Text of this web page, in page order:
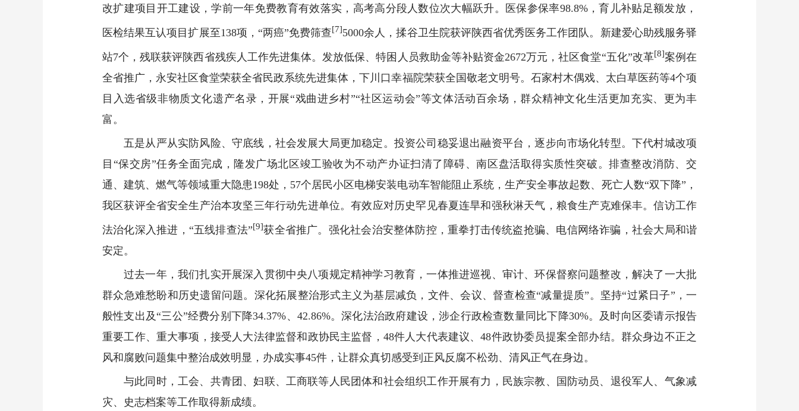
改扩建项目开工建设，学前一年免费教育有效落实，高考高分段人数位次大幅跃升。医保参保率98.8%，育儿补贴足额发放，
医检结果互认项目扩展至138项，“两癌”免费筛查[7]5000余人，揉谷卫生院获评陕西省优秀医务工作团队。新建爱心助残服务驿
站7个，残联获评陕西省残疾人工作先进集体。发放低保、特困人员救助金等补贴资金2672万元，社区食堂“五化”改革[8]案例在
全省推广，永安社区食堂荣获全省民政系统先进集体，下川口幸福院荣获全国敬老文明号。石家村木偶戏、太白草医药等4个项
目入选省级非物质文化遗产名录，开展“戏曲进乡村”“社区运动会”等文体活动百余场，群众精神文化生活更加充实、更为丰
富。
五是从严从实防风险、守底线，社会发展大局更加稳定。投资公司稳妥退出融资平台，逐步向市场化转型。下代村城改项
目“保交房”任务全面完成，隆发广场北区竣工验收为不动产办证扫清了障碍、南区盘活取得实质性突破。排查整改消防、交
通、建筑、燃气等领域重大隐患198处，57个居民小区电梯安装电动车智能阻止系统，生产安全事故起数、死亡人数“双下降”，
我区获评全省安全生产治本攻坚三年行动先进单位。有效应对历史罕见春夏连旱和强秋淋天气，粮食生产克难保丰。信访工作
法治化深入推进，“五线排查法”[9]获全省推广。强化社会治安整体防控，重拳打击传统盗抢骗、电信网络诈骗，社会大局和谐
安定。
过去一年，我们扎实开展深入贯彻中央八项规定精神学习教育，一体推进巡视、审计、环保督察问题整改，解决了一大批
群众急难愁盼和历史遗留问题。深化拓展整治形式主义为基层减负，文件、会议、督查检查“减量提质”。坚持“过紧日子”，一
般性支出及“三公”经费分别下降34.37%、42.86%。深化法治政府建设，涉企行政检查数量同比下降30%。及时向区委请示报告
重要工作、重大事项，接受人大法律监督和政协民主监督，48件人大代表建议、48件政协委员提案全部办结。群众身边不正之
风和腐败问题集中整治成效明显，办成实事45件，让群众真切感受到正风反腐不松劲、清风正气在身边。
与此同时，工会、共青团、妇联、工商联等人民团体和社会组织工作开展有力，民族宗教、国防动员、退役军人、气象减
灾、史志档案等工作取得新成绩。